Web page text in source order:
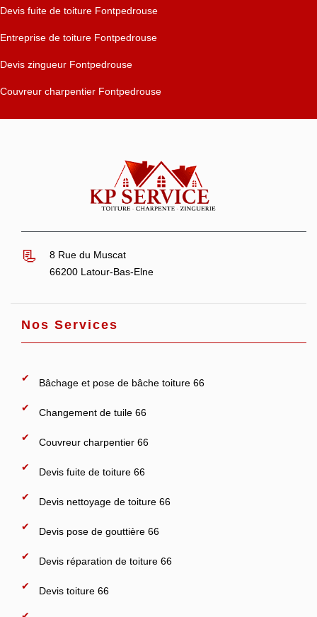
Devis fuite de toiture Fontpedrouse
Entreprise de toiture Fontpedrouse
Devis zingueur Fontpedrouse
Couvreur charpentier Fontpedrouse
8 Rue du Muscat
66200 Latour-Bas-Elne
Nos Services
Bâchage et pose de bâche toiture 66
Changement de tuile 66
Couvreur charpentier 66
Devis fuite de toiture 66
Devis nettoyage de toiture 66
Devis pose de gouttière 66
Devis réparation de toiture 66
Devis toiture 66